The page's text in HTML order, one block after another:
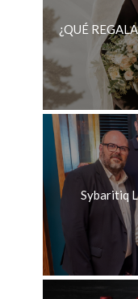
¿QUÉ
Sybaritiq